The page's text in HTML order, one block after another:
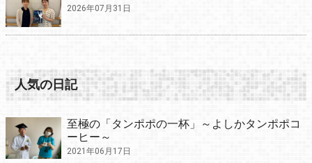
2026年07月31日
人気の日記
至極の「タンポポの一杯」～よしかタンポポコ
ーヒー～
2021年06月17日